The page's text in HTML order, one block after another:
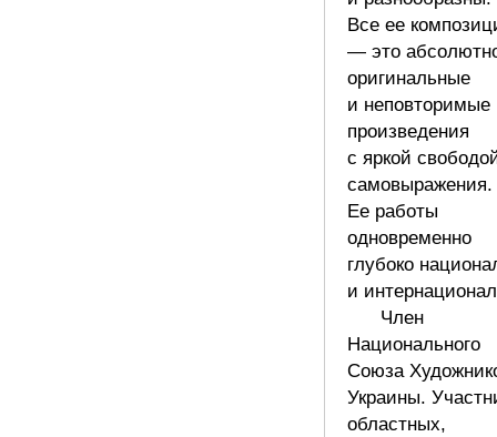
Все ее
— это
оригинальные
и неповторимые
произведения
с яркой
самовыражения.
Ее работы
одновременно
глубоко
и
Член
Национального
Союза
Украины.
областных,